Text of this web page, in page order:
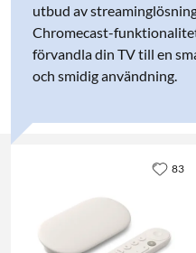
utbud av
Chromecast-
förvandla din TV till en
och smidig användning.
83